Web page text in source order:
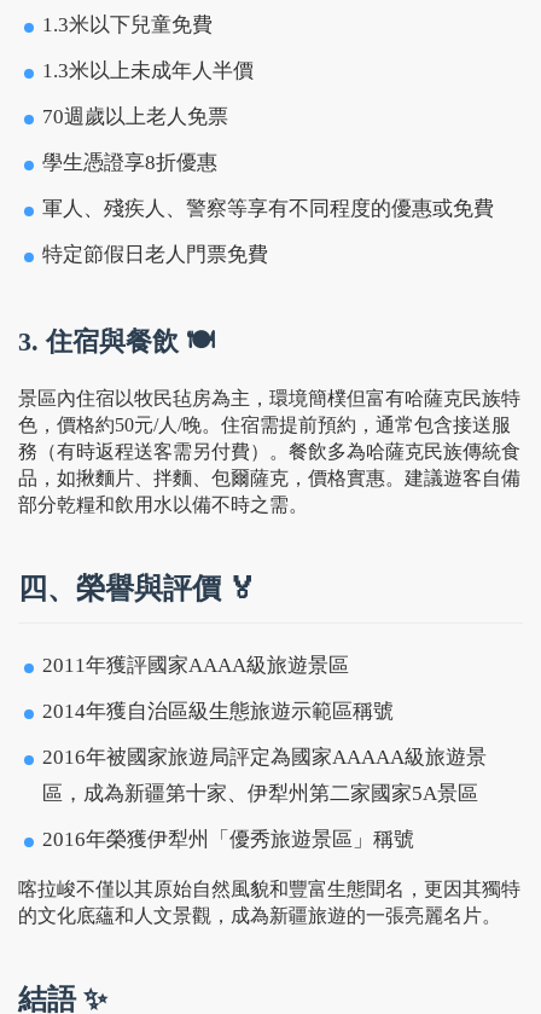
1.3米以下兒童免費
1.3米以上未成年人半價
70週歲以上老人免票
學生憑證享8折優惠
軍人、殘疾人、警察等享有不同程度的優惠或免費
特定節假日老人門票免費
3. 住宿與餐飲 🍽️
景區內住宿以牧民毡房為主，環境簡樸但富有哈薩克民族特
色，價格約50元/人/晚。住宿需提前預約，通常包含接送服
務（有時返程送客需另付費）。餐飲多為哈薩克民族傳統食
品，如揪麵片、拌麵、包爾薩克，價格實惠。建議遊客自備
部分乾糧和飲用水以備不時之需。
四、榮譽與評價 🏅
2011年獲評國家AAAA級旅遊景區
2014年獲自治區級生態旅遊示範區稱號
2016年被國家旅遊局評定為國家AAAAA級旅遊景
區，成為新疆第十家、伊犁州第二家國家5A景區
2016年榮獲伊犁州「優秀旅遊景區」稱號
喀拉峻不僅以其原始自然風貌和豐富生態聞名，更因其獨特
的文化底蘊和人文景觀，成為新疆旅遊的一張亮麗名片。
結語 ✨